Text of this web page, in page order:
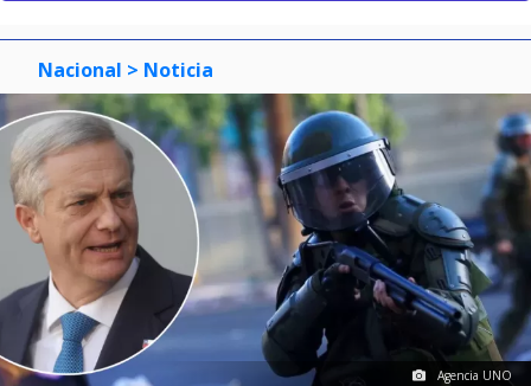
Nacional > Noticia
Agencia UNO